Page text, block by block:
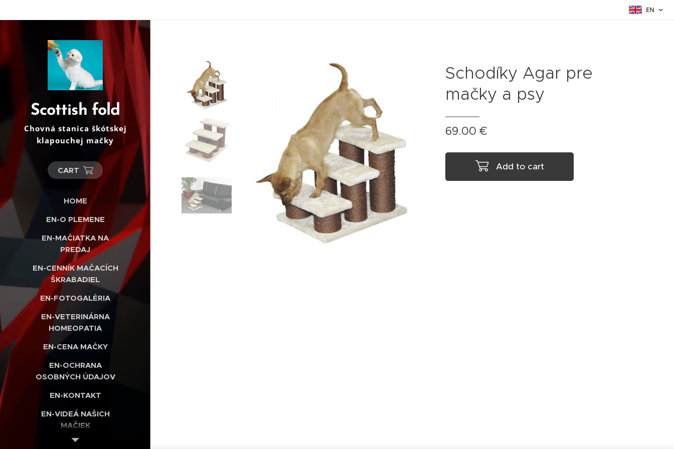
EN
Scottish fold
Chovná stanica škótskej
klapouchej mačky
CART
HOME
EN-O PLEMENE
EN-MAČIATKA NA
PREDAJ
EN-CENNÍK MAČACÍCH
ŠKRABADIEL
EN-FOTOGALÉRIA
EN-VETERINÁRNA
HOMEOPATIA
EN-CENA MAČKY
EN-OCHRANA
OSOBNÝCH ÚDAJOV
EN-KONTAKT
EN-VIDEÁ NAŠICH
MAČIEK
EN-INTERNETOVÝ
Schodíky Agar pre
mačky a psy
69.00 €
Add to cart